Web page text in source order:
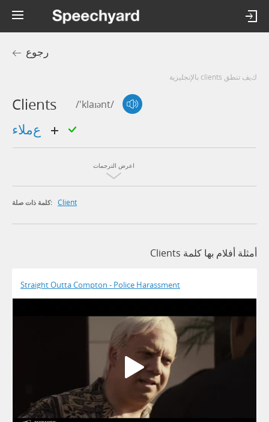
رجوع
كيف تنطق clients بالإنجليزية
Clients /'klaɪənt/
اعرض الترجمات
كلمة ذات صلة: Client
أمثلة أفلام بها كلمة Clients
Straight Outta Compton - Police Harassment